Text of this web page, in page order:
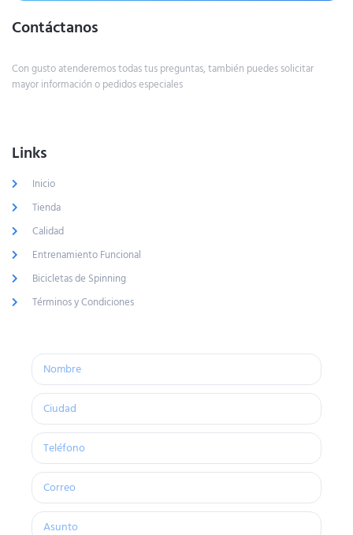
Contáctanos
Con gusto atenderemos todas tus preguntas, también puedes solicitar
mayor información o pedidos especiales
Links
Inicio
Tienda
Calidad
Entrenamiento Funcional
Bicicletas de Spinning
Términos y Condiciones